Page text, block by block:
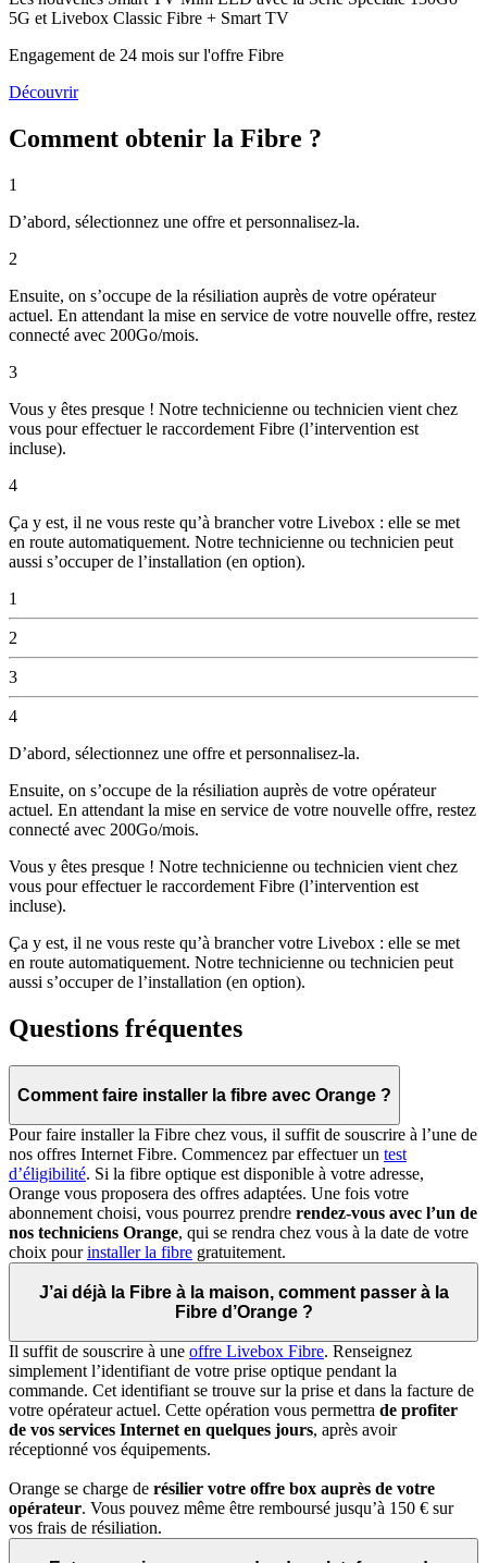
5G et Livebox Classic Fibre + Smart TV
Engagement de 24 mois sur l'offre Fibre
Découvrir
Comment obtenir la Fibre ?
1
D’abord, sélectionnez une offre et personnalisez-la.
2
Ensuite, on s’occupe de la résiliation auprès de votre opérateur
actuel. En attendant la mise en service de votre nouvelle offre, restez
connecté avec 200Go/mois.
3
Vous y êtes presque ! Notre technicienne ou technicien vient chez
vous pour effectuer le raccordement Fibre (l’intervention est
incluse).
4
Ça y est, il ne vous reste qu’à brancher votre Livebox : elle se met
en route automatiquement. Notre technicienne ou technicien peut
aussi s’occuper de l’installation (en option).
1
2
3
4
D’abord, sélectionnez une offre et personnalisez-la.
Ensuite, on s’occupe de la résiliation auprès de votre opérateur
actuel. En attendant la mise en service de votre nouvelle offre, restez
connecté avec 200Go/mois.
Vous y êtes presque ! Notre technicienne ou technicien vient chez
vous pour effectuer le raccordement Fibre (l’intervention est
incluse).
Ça y est, il ne vous reste qu’à brancher votre Livebox : elle se met
en route automatiquement. Notre technicienne ou technicien peut
aussi s’occuper de l’installation (en option).
Questions fréquentes
Comment faire installer la fibre avec Orange ?
Pour faire installer la Fibre chez vous, il suffit de souscrire à l’une de
nos offres Internet Fibre. Commencez par effectuer un test
d’éligibilité. Si la fibre optique est disponible à votre adresse,
Orange vous proposera des offres adaptées. Une fois votre
abonnement choisi, vous pourrez prendre rendez-vous avec l’un de
nos techniciens Orange, qui se rendra chez vous à la date de votre
choix pourinstaller la fibre gratuitement.
J’ai déjà la Fibre à la maison, comment passer à la
Fibre d’Orange ?
Il suffit de souscrire à une offre Livebox Fibre. Renseignez
simplement l’identifiant de votre prise optique pendant la
commande. Cet identifiant se trouve sur la prise et dans la facture de
votre opérateur actuel. Cette opération vous permettra de profiter
de vos services Internet en quelques jours, après avoir
réceptionné vos équipements.
Orange se charge de résilier votre offre box auprès de votre
opérateur. Vous pouvez même être remboursé jusqu’à 150 € sur
vos frais de résiliation.